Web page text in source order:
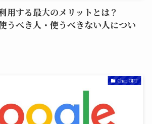
する最大のメリットとは？
べき人・使うべきない人につい
Chat GPT